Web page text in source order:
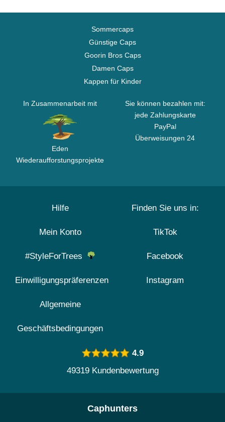
Sommercaps
Günstige Caps
Goorin Bros Caps
Damen Caps
Kappen für Kinder
In Zusammenarbeit mit
Eden
Wiederaufforstungsprojekte
Sie können bezahlen mit:
jede Zahlungskarte
PayPal
Überweisungen 24
Hilfe
Mein Konto
#StyleForTrees
Einwilligungspräferenzen
Allgemeine
Geschäftsbedingungen
Finden Sie uns in:
TikTok
Facebook
Instagram
4.9
49319 Kundenbewertung
Caphunters